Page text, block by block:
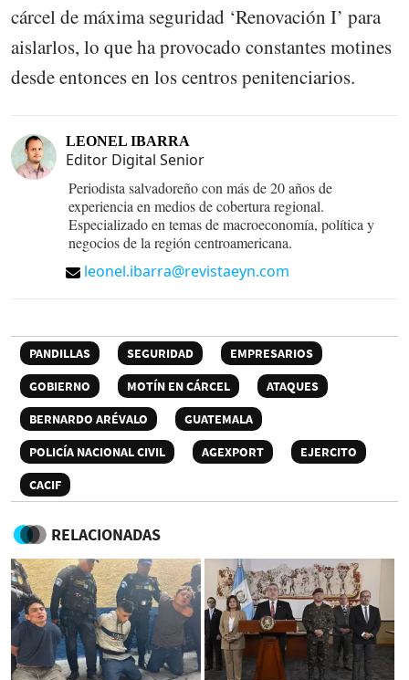
cárcel de máxima seguridad ‘Renovación I’ para
aislarlos, lo que ha provocado constantes motines
desde entonces en los centros penitenciarios.
LEONEL IBARRA
Editor Digital Senior
Periodista salvadoreño con más de 20 años de
experiencia en medios de cobertura regional.
Especializado en temas de macroeconomía, política y
negocios de la región centroamericana.
leonel.ibarra@revistaeyn.com
PANDILLAS SEGURIDAD
EMPRESARIOS
GOBIERNO
MOTÍN EN CÁRCEL
ATAQUES
BERNARDO ARÉVALO
GUATEMALA
POLICÍA NACIONAL CIVIL
AGEXPORT
EJERCITO
CACIF
RELACIONADAS